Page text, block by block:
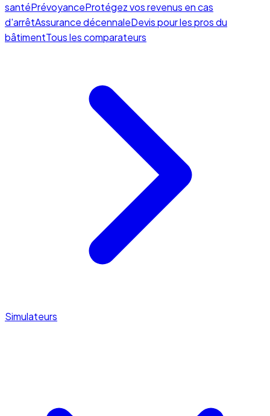
santéPrévoyanceProtégez vos revenus en cas
d'arrêtAssurance décennaleDevis pour les pros du
bâtimentTous les comparateurs
Simulateurs